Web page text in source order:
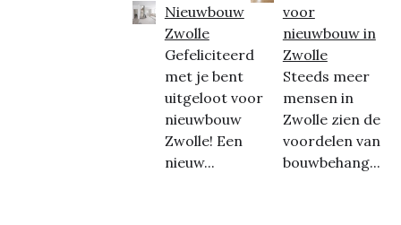
Nieuwbouw
Zwolle
Gefeliciteerd
met je bent
uitgeloot voor
nieuwbouw
Zwolle! Een
nieuw...
voor
nieuwbouw in
Zwolle
Steeds meer
mensen in
Zwolle zien de
voordelen van
bouwbehang...